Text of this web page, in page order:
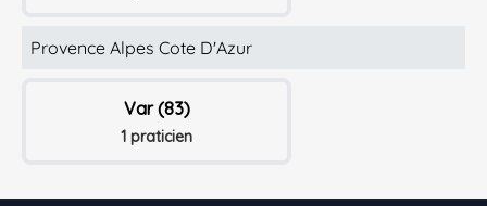
Provence Alpes Cote D'Azur
Var (83)
1 praticien